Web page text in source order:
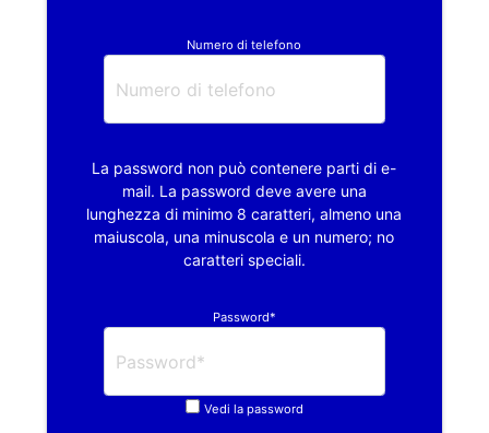
Numero di telefono
La password non può contenere parti di e-
mail. La password deve avere una
lunghezza di minimo 8 caratteri, almeno una
maiuscola, una minuscola e un numero; no
caratteri speciali.
Password*
Vedi la password